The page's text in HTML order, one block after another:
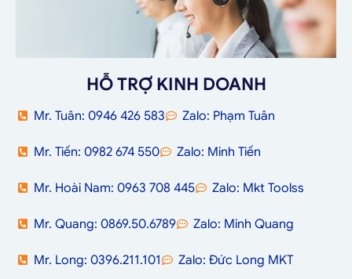
HỖ TRỢ KINH DOANH
Mr. Tuân: 0946 426 583 Zalo: Phạm Tuân
Mr. Tiến: 0982 674 550 Zalo: Minh Tiến
Mr. Hoài Nam: 0963 708 445 Zalo: Mkt Toolss
Mr. Quang: 0869.50.6789 Zalo: Minh Quang
Mr. Long: 0396.211.101 Zalo: Đức Long MKT